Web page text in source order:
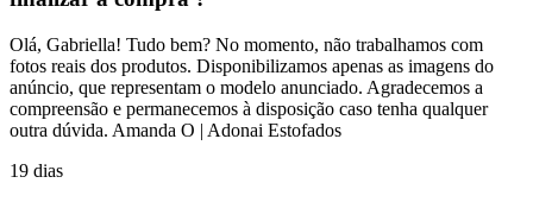
Olá, Gabriella! Tudo bem? No momento, não trabalhamos com
fotos reais dos produtos. Disponibilizamos apenas as imagens do
anúncio, que representam o modelo anunciado. Agradecemos a
compreensão e permanecemos à disposição caso tenha qualquer
outra dúvida. Amanda O | Adonai Estofados
19 dias